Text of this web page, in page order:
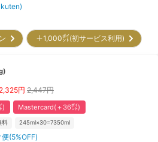
＋1,000㌽(初サービス利用)
2,325円 2,447円
) Mastercard(＋36㌽)
料 245ml×30=7350ml
(5%OFF)